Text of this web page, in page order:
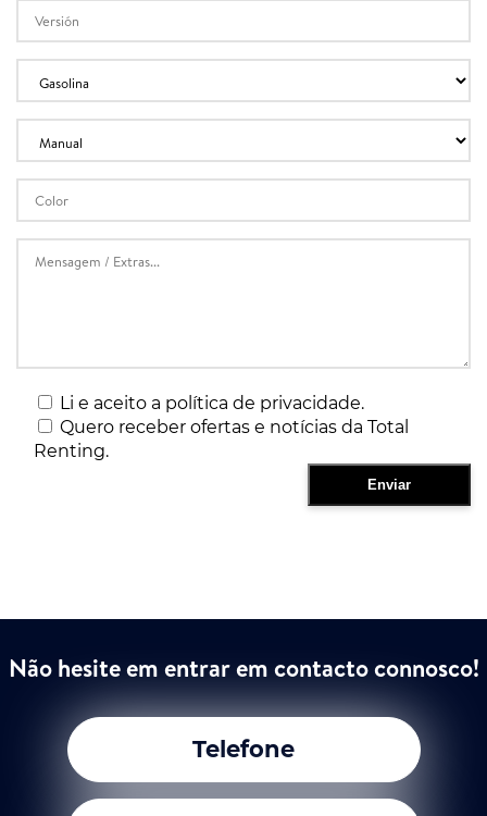
Li e aceito a política de privacidade.
Quero receber ofertas e notícias da Total
Renting.
Não hesite em entrar em contacto connosco!
Telefone